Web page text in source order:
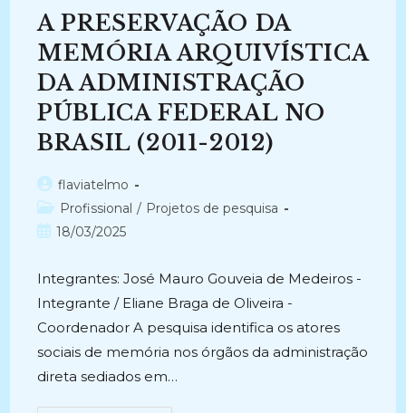
DENOMINADO
MAPA
DOS
ESPAÇOS
DE
TRABALHO
DOS
DO
CURSO
DE
ARQUIVOLOGIA
BRASÍLIA:
OS
E
A
PRÁTICA
(2010-
2012)
A PRESERVAÇÃO DA
MEMÓRIA ARQUIVÍSTICA
DA ADMINISTRAÇÃO
PÚBLICA FEDERAL NO
BRASIL (2011-2012)
Autor
do
post:
flaviatelmo
Categoria
do
Profissional / Projetos de pesquisa
Post18/03/2025
Integrantes: José Mauro Gouveia de Medeiros -
Integrante / Eliane Braga de Oliveira -
Coordenador A pesquisa identifica os atores
sociais de memória nos órgãos da administração
direta sediados em…